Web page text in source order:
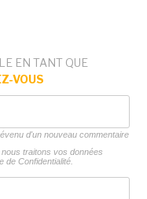
EN TANT QUE
VOUS
d'un nouveau commentaire
traitons vos données
de Confidentialité.